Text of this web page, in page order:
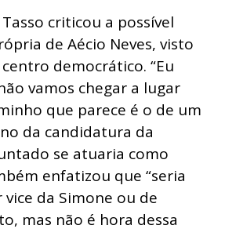
criticou a possível
de Aécio Neves, visto
democrático. “Eu
vamos chegar a lugar
que parece é o de um
da candidatura da
se atuaria como
enfatizou que “seria
da Simone ou de
mas não é hora dessa